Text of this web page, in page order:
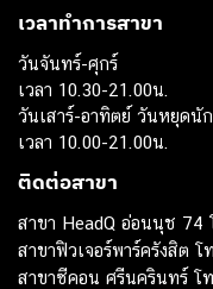
เวลาทำการสาขา
วันจันทร์-ศุกร์
เวลา 10.30-21.00น.
วันเสาร์-อาทิตย์ วันหยุดนั
เวลา 10.00-21.00น.
ติดต่อสาขา
สาขา HeadQ อ่อนนุช 74
สาขาฟิวเจอร์พาร์ครังสิต โ
สาขาซีคอน ศรีนครินทร์ โท